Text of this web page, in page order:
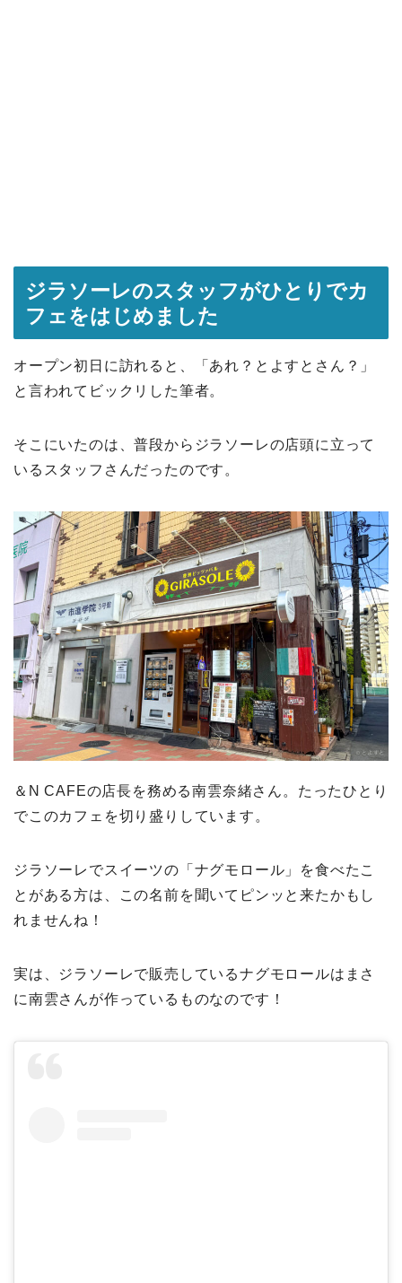
ジラソーレのスタッフがひとりでカ
フェをはじめました
オープン初日に訪れると、「あれ？とよすとさん？」
と言われてビックリした筆者。
そこにいたのは、普段からジラソーレの店頭に立って
いるスタッフさんだったのです。
＆N CAFEの店長を務める南雲奈緒さん。たったひとり
でこのカフェを切り盛りしています。
ジラソーレでスイーツの「ナグモロール」を食べたこ
とがある方は、この名前を聞いてピンッと来たかもし
れませんね！
実は、ジラソーレで販売しているナグモロールはまさ
に南雲さんが作っているものなのです！